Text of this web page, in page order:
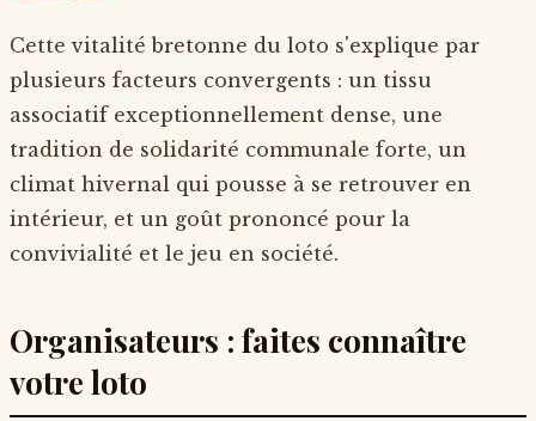
Cette vitalité bretonne du loto s'explique par
plusieurs facteurs convergents : un tissu
associatif exceptionnellement dense, une
tradition de solidarité communale forte, un
climat hivernal qui pousse à se retrouver en
intérieur, et un goût prononcé pour la
convivialité et le jeu en société.
Organisateurs : faites connaître
votre loto